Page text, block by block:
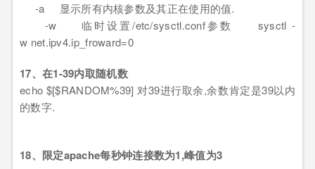
-a 显示所有内核参数及其正在使用的值.
-w 临时设置/etc/sysctl.conf参数 sysctl -
w net.ipv4.ip_froward=0
17、在1-39内取随机数
echo $[$RANDOM%39] 对39进行取余,余数肯定是39以内
的数字.
18、限定apache每秒钟连接数为1,峰值为3